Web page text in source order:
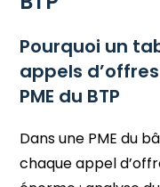
Pourquoi un
appels
PME du BTP
Dans une PME du
chaque appel